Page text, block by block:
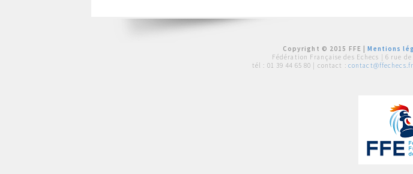
Copyright © 2015 FFE |Mentions
Fédération Française des Echecs | 6 rue de
tél : 01 39 44 65 80 | contact : contact@ffechecs.fr